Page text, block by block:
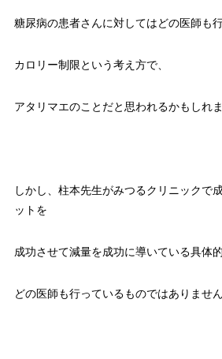
糖尿病の患者さんに対してはどの医師も
カロリー制限という考え方で、
アタリマエのことだと思われるかもしれま
しかし、柱本先生がみつるクリニックで
ットを
成功させて減量を成功に導いている具体
どの医師も行っているものではありません